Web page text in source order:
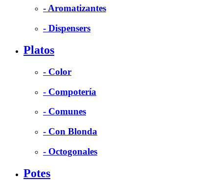
- Aromatizantes
- Dispensers
Platos
- Color
- Compotería
- Comunes
- Con Blonda
- Octogonales
Potes